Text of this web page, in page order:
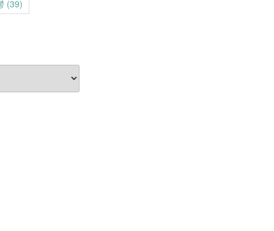
(39)